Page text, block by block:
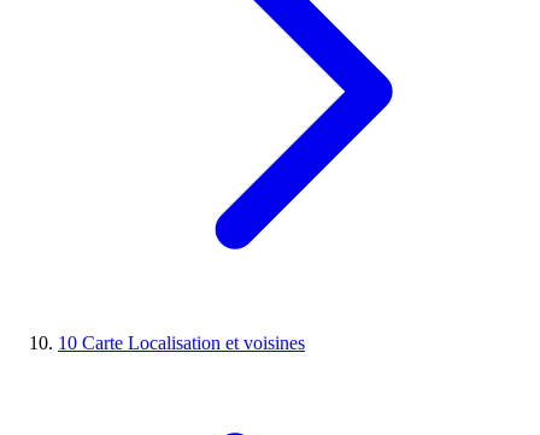
10 Carte Localisation et voisines